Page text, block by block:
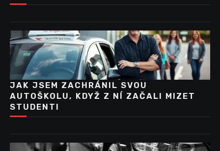
JAK JSEM ZACHRÁNIL SVOU
AUTOŠKOLU, KDYŽ Z NÍ ZAČALI MIZET
STUDENTI